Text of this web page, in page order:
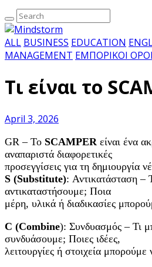
ALL BUSINESS EDUCATION
MANAGEMENT ΕΜΠΟΡΙΚΟΙ ΟΡΟΙ
Τι είναι το
April 3, 2026
GR – To SCAMPER είναι ένα
αναπαριστά διαφορετικές
προσεγγίσεις για τη δημιουργία
S (Substitute): Αντικατάσταση –
αντικαταστήσουμε; Ποια
μέρη, υλικά ή διαδικασίες
C (Combine): Συνδυασμός – Τι
συνδυάσουμε; Ποιες ιδέες,
λειτουργίες ή στοιχεία